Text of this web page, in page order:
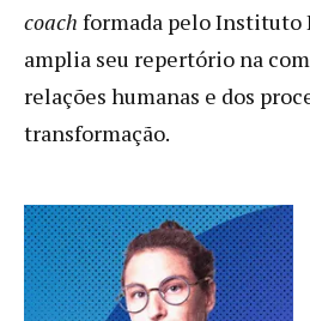
coach formada pelo Instituto
amplia seu repertório na
relações humanas e dos
transformação.